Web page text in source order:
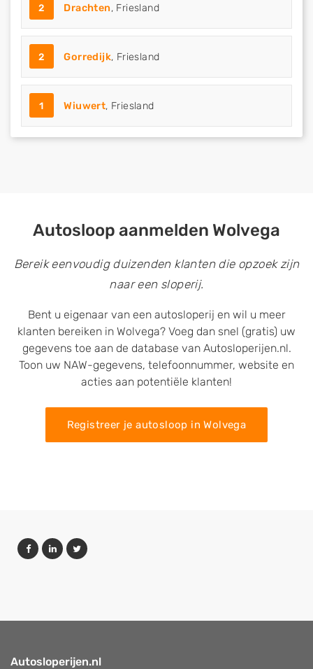
2 Drachten, Friesland
2 Gorredijk, Friesland
1 Wiuwert, Friesland
Autosloop aanmelden Wolvega
Bereik eenvoudig duizenden klanten die opzoek zijn
naar een sloperij.
Bent u eigenaar van een autosloperij en wil u meer
klanten bereiken in Wolvega? Voeg dan snel (gratis) uw
gegevens toe aan de database van Autosloperijen.nl.
Toon uw NAW-gegevens, telefoonnummer, website en
acties aan potentiële klanten!
Registreer je autosloop in Wolvega
Autosloperijen.nl